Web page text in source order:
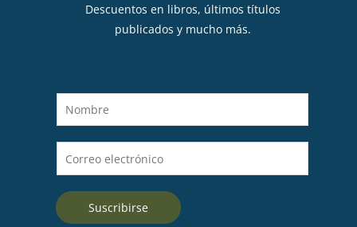
Descuentos en libros, últimos títulos
publicados y mucho más.
o
m
e
*
o
r
Suscribirse